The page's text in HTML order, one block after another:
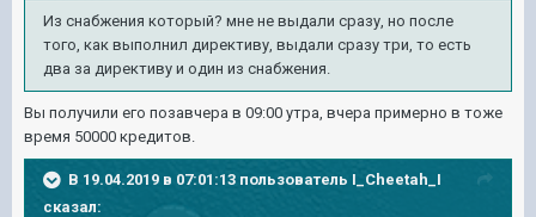
Из снабжения который? мне не выдали сразу, но после
того, как выполнил директиву, выдали сразу три, то есть
два за директиву и один из снабжения.
Вы получили его позавчера в 09:00 утра, вчера примерно в тоже
время 50000 кредитов.
В 19.04.2019 в 07:01:13 пользователь I_Cheetah_I
сказал: